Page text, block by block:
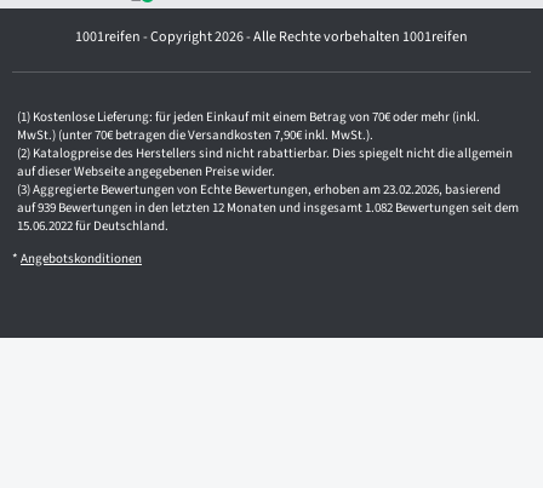
e
1001reifen - Copyright 2026 - Alle Rechte vorbehalten 1001reifen
Kostenlose Lieferung: für jeden Einkauf mit einem Betrag von 70€ oder mehr (inkl.
MwSt.) (unter 70€ betragen die Versandkosten 7,90€ inkl. MwSt.).
Katalogpreise des Herstellers sind nicht rabattierbar. Dies spiegelt nicht die allgemein
auf dieser Webseite angegebenen Preise wider.
Aggregierte Bewertungen von Echte Bewertungen, erhoben am 23.02.2026, basierend
auf 939 Bewertungen in den letzten 12 Monaten und insgesamt 1.082 Bewertungen seit dem
15.06.2022 für Deutschland.
* Angebotskonditionen